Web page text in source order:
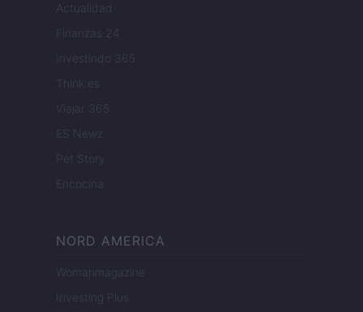
Actualidad
Finanzas 24
Investindo 365
Think.es
Viajar 365
ES Newz
Pet Story
Encocina
NORD AMERICA
Womanmagazine
Investing Plus